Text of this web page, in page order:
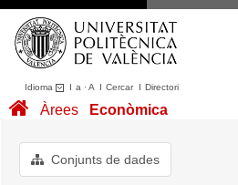
Idioma I a ·A I CercarI Directori
Conjunts de dades
Quant a
Àrees Econòmica
Conjunts de dades